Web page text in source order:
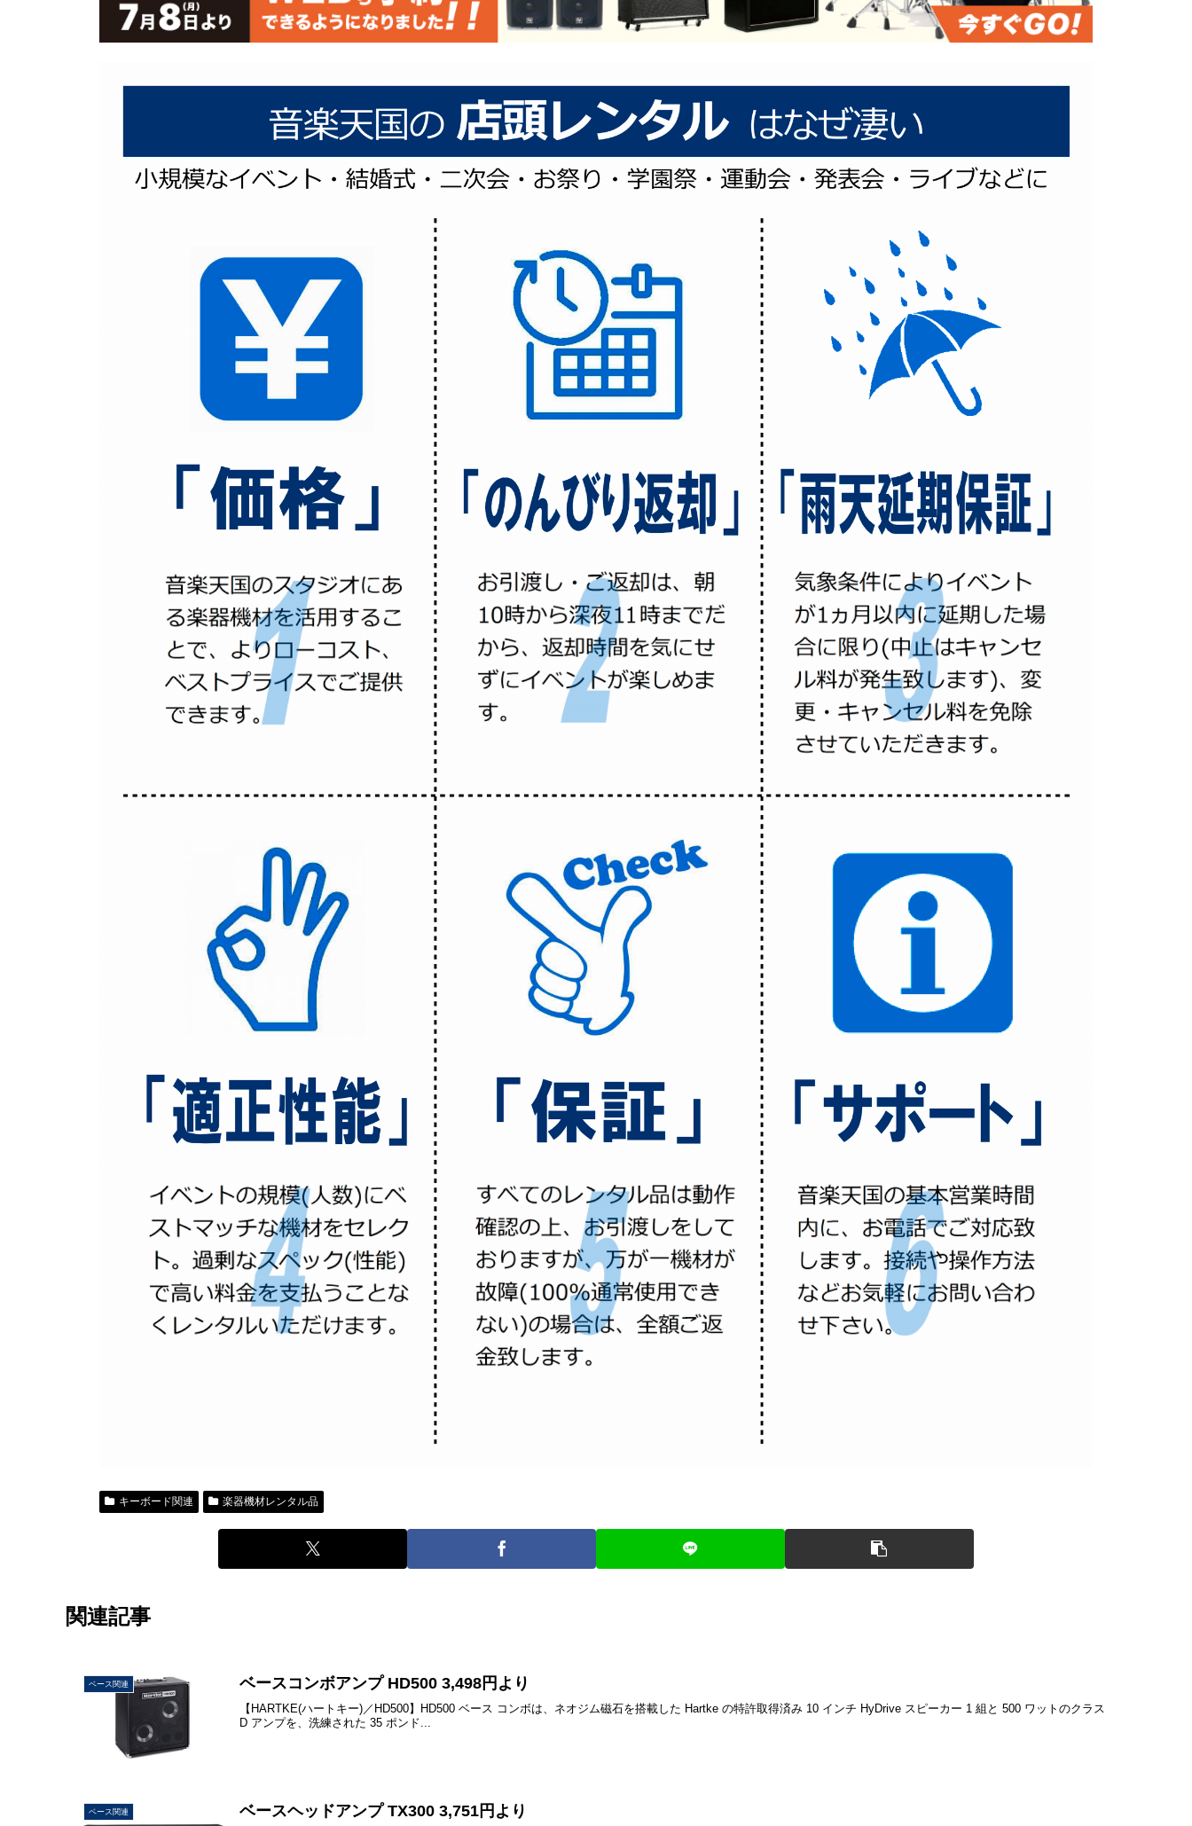
キーボード関連 楽器機材レンタル品
関連記事
ベース関連 ベースコンボアンプ HD500 3,498円より
【HARTKE(ハートキー)／HD500】HD500 ベース コンボは、ネオジム磁石を搭載した Hartke の特許取得済み 10 インチ HyDrive スピーカー 1 組と 500 ワットのクラス
D アンプを、洗練された 35 ポンド...
ベース関連 ベースヘッドアンプ TX300 3,751円より